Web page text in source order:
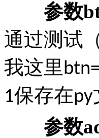
参数
通过测试
我这里
1保存在py
参数